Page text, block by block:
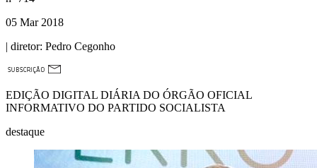
05 Mar 2018
| diretor: Pedro Cegonho
EDIÇÃO DIGITAL DIÁRIA DO ÓRGÃO OFICIAL
INFORMATIVO DO PARTIDO SOCIALISTA
destaque